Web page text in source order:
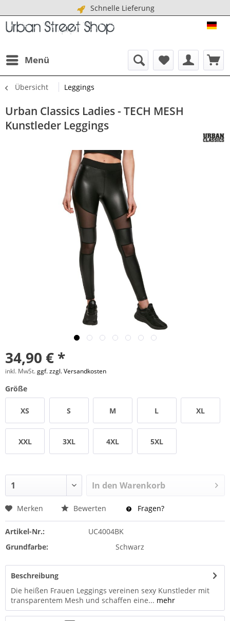
Schnelle Lieferung
Menü
Übersicht Leggings
Urban Classics Ladies - TECH MESH
Kunstleder Leggings
34,90 € *
inkl. MwSt.ggf. zzgl. Versandkosten
Größe
XS S M L XL
XXL 3XL 4XL 5XL
In den Warenkorb
Merken Bewerten Fragen?
Artikel-Nr.:
UC4004BK
Grundfarbe:
Schwarz
Beschreibung
Die heißen Frauen Leggings vereinen sexy Kunstleder mit
transparentem Mesh und schaffen eine... mehr